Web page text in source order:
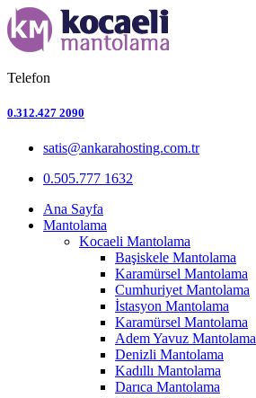
Telefon
0.312.427 2090
satis@ankarahosting.com.tr
0.505.777 1632
Ana Sayfa
Mantolama
Kocaeli Mantolama
Başiskele Mantolama
Karamürsel Mantolama
Cumhuriyet Mantolama
İstasyon Mantolama
Karamürsel Mantolama
Adem Yavuz Mantolama
Denizli Mantolama
Kadıllı Mantolama
Darıca Mantolama